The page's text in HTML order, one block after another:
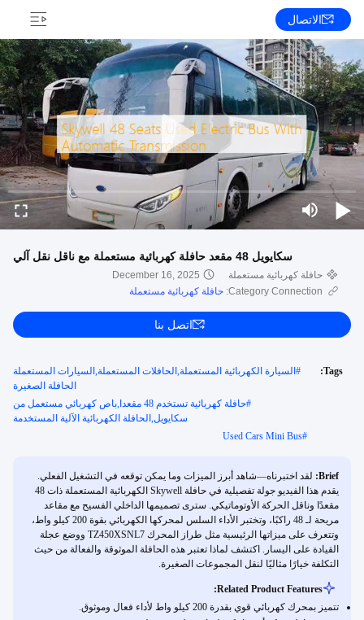
الاتصال
سكايويل 48 مقعد حافلة كهربائية مستعملة مع ناقل نقل آلي
حافلة كهربائية مستعملة
December 16, 2025
Category Connection: حافلة كهربائية مستعملة
اتصل بنا
Tags:
# السيارة الكهربائية المستعملة,الحافلات المستعملة,السيارات المستعملة
الحافلة الصغيرة
#
حافلة كهربائية تستخدم 48 مقعدا,باص كهربائي مستعمل من
سكايويل,الحافلة الكهربائية الآلية المستخدمة
#
Used Cars Mini Bus
Brief: لقد اختبرناه—شاهد أبرز الميزات وما يمكن توقعه في التشغيل الفعلي.
يقدم هذا الفيديو جولة تفصيلية في حافلة Skywell الكهربائية المستعملة ذات 48
مقعدًا وناقل الحركة الأوتوماتيكي. سترى تصميمها الداخلي الفسيح مع مقاعد
مريحة لـ 48 راكبًا، وتختبر الأداء السلس لمحركها الكهربائي بقوة 200 كيلو واط،
وتتعرف على ميزاتها الرئيسية مثل طراز المحرك TZ450XSNL7 ووضع عجلة
القيادة على اليسار. اكتشف لماذا تعتبر هذه الحافلة الموثوقة والفعالة من حيث
التكلفة خيارًا مثاليًا لنقل المجموعات الصغيرة.
Related Product Features:
تتميز بمحرك كهربائي قوي بقدرة 200 كيلو واط لأداء فعال وموثوق.